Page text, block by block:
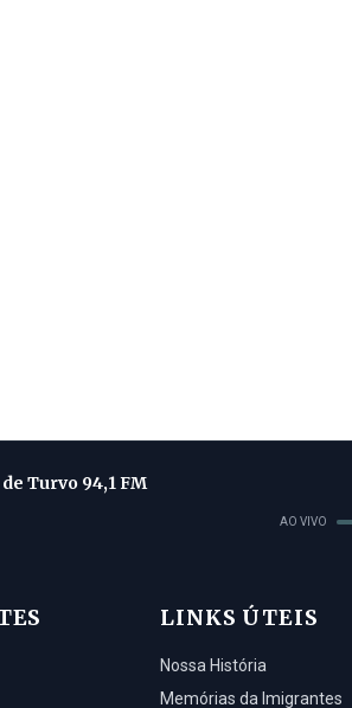
Turvo 94,1 FM
AO VIVO
LINKS ÚTEIS
Nossa História
Memórias da Imigrantes